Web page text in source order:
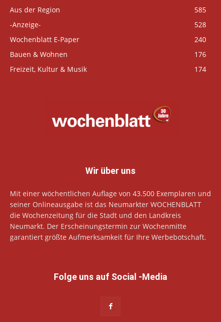
Aus der Region
585
-Anzeige-
528
Wochenblatt E-Paper
240
Bauen & Wohnen
176
Freizeit, Kultur & Musik
174
Wir über uns
Mit einer wöchentlichen Auflage von 43.500 Exemplaren und
seiner Onlineausgabe ist das Neumarkter WOCHENBLATT
die Wochenzeitung für die Stadt und den Landkreis
Neumarkt. Der Erscheinungstermin zur Wochenmitte
garantiert größte Aufmerksamkeit für Ihre Werbebotschaft.
Folge uns auf Social -Media